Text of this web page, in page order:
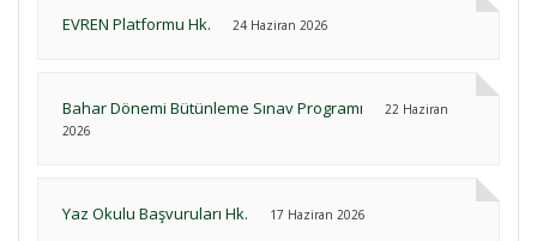
EVREN Platformu Hk. 24 Haziran 2026
Bahar Dönemi Bütünleme Sınav Programı
22 Haziran
2026
Yaz Okulu Başvuruları Hk. 17 Haziran 2026